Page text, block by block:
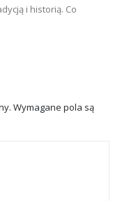
i historią. Co
Wymagane pola są